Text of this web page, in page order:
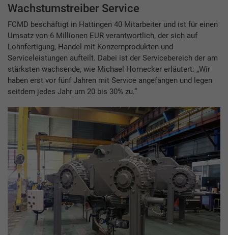
Wachstumstreiber Service
FCMD beschäftigt in Hattingen 40 Mitarbeiter und ist für einen
Umsatz von 6 Millionen EUR verantwortlich, der sich auf
Lohnfertigung, Handel mit Konzernprodukten und
Serviceleistungen aufteilt. Dabei ist der Servicebereich der am
stärksten wachsende, wie Michael Hornecker erläutert: „Wir
haben erst vor fünf Jahren mit Service angefangen und legen
seitdem jedes Jahr um 20 bis 30% zu.“